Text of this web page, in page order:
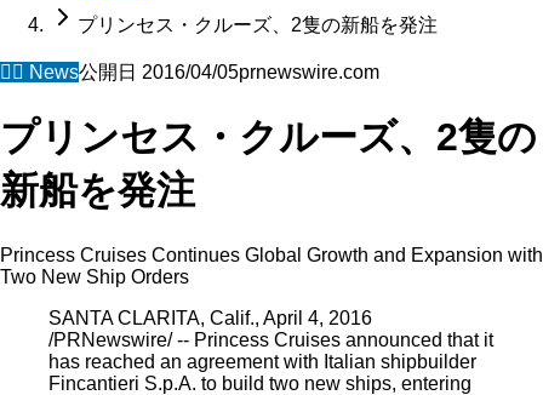
プリンセス・クルーズ、2隻の新船を発注
🧜‍♀️ News公開日 2016/04/05prnewswire.com
プリンセス・クルーズ、2隻の
新船を発注
Princess Cruises Continues Global Growth and Expansion with
Two New Ship Orders
SANTA CLARITA, Calif., April 4, 2016
/PRNewswire/ -- Princess Cruises announced that it
has reached an agreement with Italian shipbuilder
Fincantieri S.p.A. to build two new ships, entering